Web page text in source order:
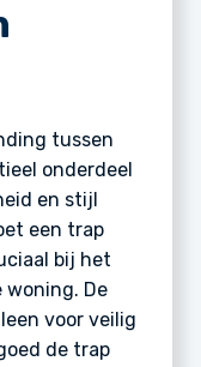
tussen
onderdeel
en stijl
een trap
bij het
De
voor veilig
de trap